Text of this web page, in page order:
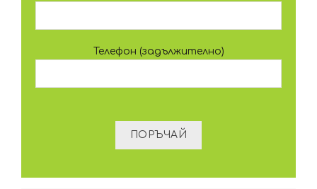
Телефон (задължително)